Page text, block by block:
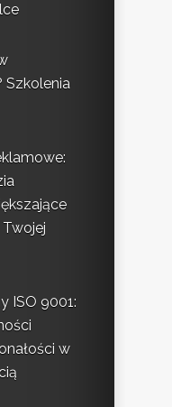
Szkolenia
ISO 9001:
w